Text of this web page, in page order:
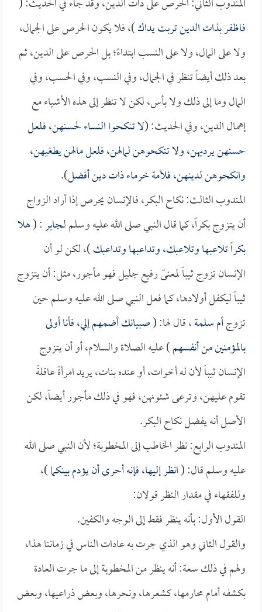
فاظفر بذات الدين تربت يداك)، فلا يكون الحرص على الجمال،
ولا على المال، ولا على النسب ابتداءً؛ بل الحرص على الدين، ثم
بعد ذلك أيضاً تنظر في الجمال، وفي النسب، وفي الحسب، وفي
المال وما إلى ذلك ولا بأس، لكن لا تنظر إلى هذه الأشياء مع
إهمال الدين، وفي الحديث: (لا تنكحوا النساء لحسنهن، فلعل
حسنهن يرديهن، ولا تنكحوهن لمالهن، فلعل مالهن يطغيهن،
وانكحوهن لدينهن، فلأمة خرماء ذات دين أفضل).
المندوب الثالث: نكاح البكر، فالإنسان يحرص إذا أراد الزواج
أن يتزوج بكراً، كما قال النبي صلى الله عليه وسلم لـجابر: (هلا
بكراً تلاعبها وتلاعبك، وتداعبها وتداعبك)، لكن لو أن
الإنسان تزوج ثيباً لمعنىً رفيع جليل فهو مأجور، مثل: أن يتزوج
ثيباً ليكفل أولادها، كما فعل النبي صلى الله عليه وسلم حين
تزوجأم سلمة، قال لها: (صبيانك أضمهم إلي، فأنا أولى
بالمؤمنين من أنفسهم) عليه الصلاة والسلام، أو أن يتزوج
الإنسان ثيباً لأن له أخوات، أو عنده بنات، يريد امرأةً عاقلةً
تقوم عليهن، وترعى شئونهن، فهو في ذلك مأجور أيضاً، لكن
الأصل أنه يفضل نكاح البكر.
المندوب الرابع: نظر الخاطب إلى المخطوبة؛ لأن النبي صلى الله
عليه وسلم قال: (انظر إليها، فإنه أحرى أن يؤدم بينكما)،
وللفقهاء في مقدار النظر قولان:
القول الأول: بأنه ينظر فقط إلى الوجه والكفين.
والقول الثاني وهو الذي جرت به عادات الناس في زماننا هذا،
ولهم في ذلك سعة: أنه ينظر من المخطوبة إلى ما جرت العادة
بكشفه أمام محارمها، كشعرها، ونحرها، وبعض ذراعيها، وبعض